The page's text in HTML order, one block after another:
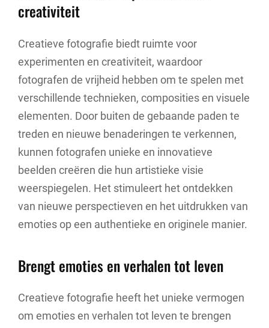
creativiteit
Creatieve fotografie biedt ruimte voor
experimenten en creativiteit, waardoor
fotografen de vrijheid hebben om te spelen met
verschillende technieken, composities en visuele
elementen. Door buiten de gebaande paden te
treden en nieuwe benaderingen te verkennen,
kunnen fotografen unieke en innovatieve
beelden creëren die hun artistieke visie
weerspiegelen. Het stimuleert het ontdekken
van nieuwe perspectieven en het uitdrukken van
emoties op een authentieke en originele manier.
Brengt emoties en verhalen tot leven
Creatieve fotografie heeft het unieke vermogen
om emoties en verhalen tot leven te brengen